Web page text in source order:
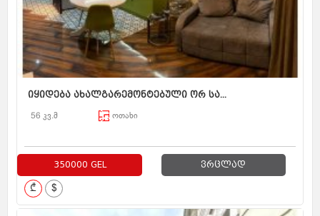
იყიდება ახალგარემონტებული ორ სა...
56 კვ.მ ოთახი
350000 GEL ვრცლად
₾ $